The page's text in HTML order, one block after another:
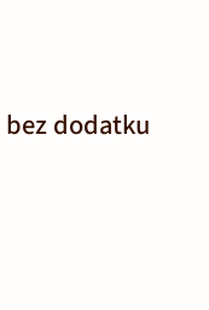
dodatku